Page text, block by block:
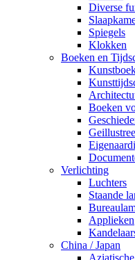
Diverse
Spiegels
Klokken
Boeken en
Boeken
Verlichting
Luchters
Staande
Applieken
China / Japan